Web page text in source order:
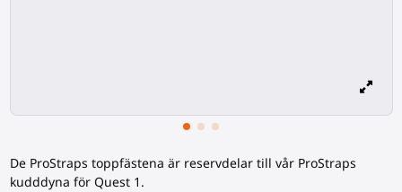
De ProStraps toppfästena är reservdelar till vår ProStraps
kudddyna för Quest 1.